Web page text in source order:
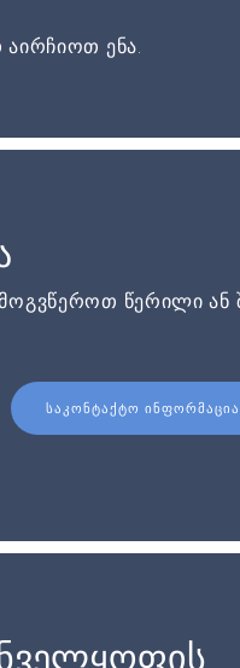
ენა.
წერილი ან
ᲡᲐᲙᲝᲜᲢᲐᲥᲢᲝ ᲘᲜᲤᲝᲠᲛᲐᲪᲘᲐ